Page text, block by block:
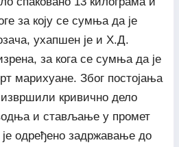
за коју се сумња да је
ухапшен је и Х.Д.
за кога се сумња да је
марихуане. Због постојања
кривично дело
и стављање у промет
одређено задржавање до